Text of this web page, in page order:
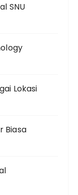
SNU
Lokasi
Biasa